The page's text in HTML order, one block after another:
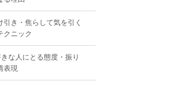
引き・焦らして気を引く
クニック
な人にとる態度・振り
表現